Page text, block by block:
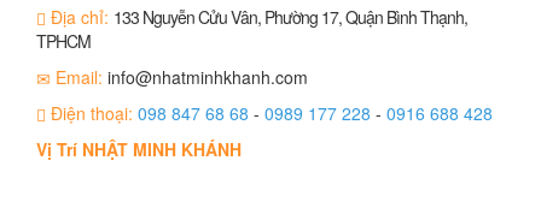
Địa chỉ: 133 Nguyễn Cửu Vân, Phường 17, Quận Bình Thạnh,
TPHCM
Email: info@nhatminhkhanh.com
Điện thoại: 098 847 68 68 - 0989 177 228 - 0916 688 428
Vị Trí NHẬT MINH KHÁNH